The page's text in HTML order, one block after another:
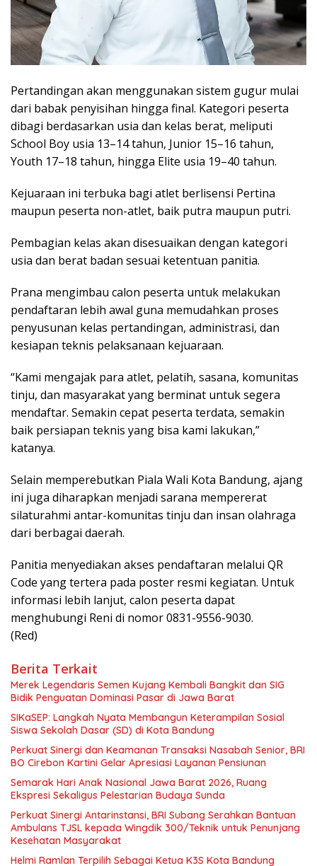
Pertandingan akan menggunakan sistem gugur mulai
dari babak penyisihan hingga final. Kategori peserta
dibagi berdasarkan usia dan kelas berat, meliputi
School Boy usia 13–14 tahun, Junior 15–16 tahun,
Youth 17–18 tahun, hingga Elite usia 19–40 tahun.
Kejuaraan ini terbuka bagi atlet berlisensi Pertina
maupun peserta non-atlet, baik putra maupun putri.
Pembagian kelas akan disesuaikan dengan kategori
usia dan berat badan sesuai ketentuan panitia.
Prana mengimbau calon peserta untuk melakukan
pendaftaran lebih awal guna memudahkan proses
penyusunan kelas pertandingan, administrasi, dan
kesiapan teknis pelaksanaan kejuaraan.
“Kami mengajak para atlet, pelatih, sasana, komunitas
tinju, dan masyarakat yang berminat untuk segera
mendaftar. Semakin cepat peserta terdata, semakin
baik persiapan teknis yang bisa kami lakukan,”
katanya.
Selain memperebutkan Piala Wali Kota Bandung, ajang
ini juga diharapkan menjadi sarana mempererat
silaturahmi antar-komunitas tinju dan insan olahraga
dari berbagai daerah.
Panitia menyediakan akses pendaftaran melalui QR
Code yang tertera pada poster resmi kegiatan. Untuk
informasi lebih lanjut, calon peserta dapat
menghubungi Reni di nomor 0831-9556-9030.
(Red)
Berita Terkait
Merek Legendaris Semen Kujang Kembali Bangkit dan SIG
Bidik Penguatan Dominasi Pasar di Jawa Barat
SIKaSEP: Langkah Nyata Membangun Keterampilan Sosial
Siswa Sekolah Dasar (SD) di Kota Bandung
Perkuat Sinergi dan Keamanan Transaksi Nasabah Senior, BRI
BO Cirebon Kartini Gelar Apresiasi Layanan Pensiunan
Semarak Hari Anak Nasional Jawa Barat 2026, Ruang
Ekspresi Sekaligus Pelestarian Budaya Sunda
Perkuat Sinergi Antarinstansi, BRI Subang Serahkan Bantuan
Ambulans TJSL kepada Wingdik 300/Teknik untuk Penunjang
Kesehatan Masyarakat
Helmi Ramlan Terpilih Sebagai Ketua K3S Kota Bandung